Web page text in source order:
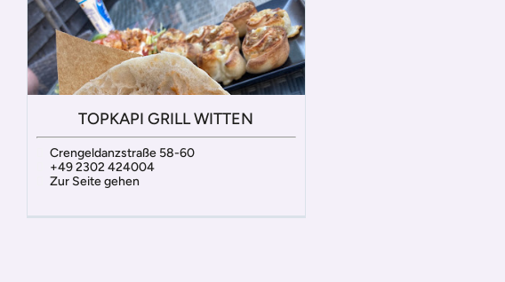
TOPKAPI GRILL WITTEN
Crengeldanzstraße 58-60
+49 2302 424004
Zur Seite gehen